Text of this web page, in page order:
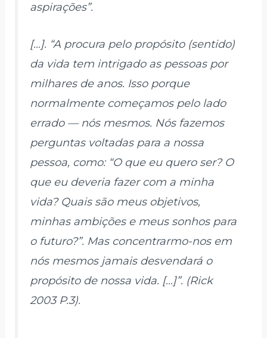
aspirações”.
[…]. “A procura pelo propósito (sentido)
da vida tem intrigado as pessoas por
milhares de anos. Isso porque
normalmente começamos pelo lado
errado — nós mesmos. Nós fazemos
perguntas voltadas para a nossa
pessoa, como: “O que eu quero ser? O
que eu deveria fazer com a minha
vida? Quais são meus objetivos,
minhas ambições e meus sonhos para
o futuro?”. Mas concentrarmo-nos em
nós mesmos jamais desvendará o
propósito de nossa vida. […]”. (Rick
2003 P.3).